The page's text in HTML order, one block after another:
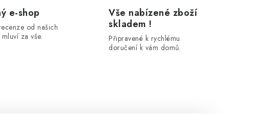
e-shop
od našich
za vše.
Vše nabízené zboží
skladem !
Připravené k rychlému
doručení k vám domů.